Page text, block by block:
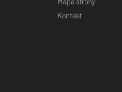
Kontakt